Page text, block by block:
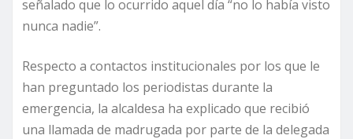
señalado que lo ocurrido aquel día “no lo había visto
nunca nadie”.
Respecto a contactos institucionales por los que le
han preguntado los periodistas durante la
emergencia, la alcaldesa ha explicado que recibió
una llamada de madrugada por parte de la delegada